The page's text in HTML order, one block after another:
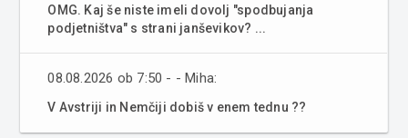
OMG. Kaj še niste imeli dovolj "spodbujanja
podjetništva" s strani janševikov? ...
08.08.2026 ob 7:50 - - Miha:
V Avstriji in Nemčiji dobiš v enem tednu ??